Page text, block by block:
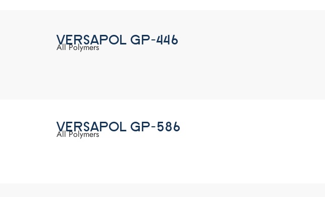
VERSAPOL GP-446
All Polymers
VERSAPOL GP-586
All Polymers